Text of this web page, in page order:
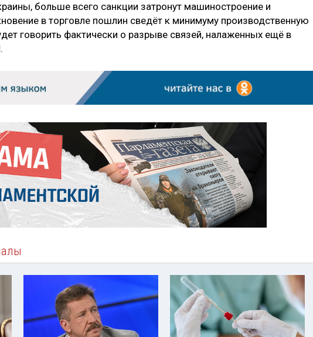
больше всего санкции затронут машиностроение и
в торговле пошлин сведёт к минимуму производственную
говорить фактически о разрыве связей, налаженных ещё в